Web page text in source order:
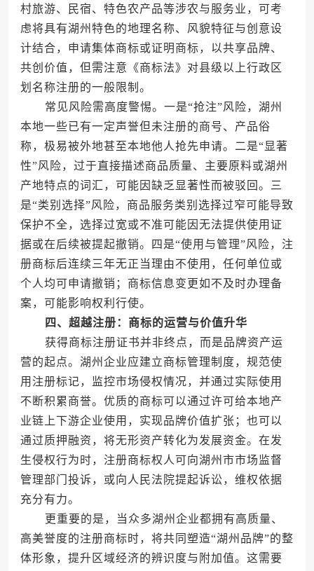
村旅游、民宿、特色农产品等涉农与服务业，可考
虑将具有湖州特色的地理名称、风貌特征与创意设
计结合，申请集体商标或证明商标，以共享品牌、
共创价值，但需注意《商标法》对县级以上行政区
划名称注册的一般限制。
常见风险需高度警惕。一是“抢注”风险，湖州
本地一些已有一定声誉但未注册的商号、产品俗
称，极易被外地甚至本地他人抢先申请。二是“显著
性”风险，过于直接描述商品质量、主要原料或湖州
产地特点的词汇，可能因缺乏显著性而被驳回。三
是“类别选择”风险，商品服务类别选择过窄可能导致
保护不全，选择过宽或不准可能因无法提供使用证
据或在后续被提起撤销。四是“使用与管理”风险，注
册商标后连续三年无正当理由不使用，任何单位或
个人均可申请撤销；商标信息变更如不及时办理备
案，可能影响权利行使。
四、超越注册：商标的运营与价值升华
获得商标注册证书并非终点，而是品牌资产运
营的起点。湖州企业应建立商标管理制度，规范使
用注册标记，监控市场侵权情况，并通过实际使用
不断积累商誉。优质的商标可以通过许可给本地产
业链上下游企业使用，实现品牌价值扩张；也可以
通过质押融资，将无形资产转化为发展资金。在发
生侵权行为时，注册商标权人可向湖州市市场监督
管理部门投诉，或向人民法院提起诉讼，维权依据
充分有力。
更重要的是，当众多湖州企业都拥有高质量、
高美誉度的注册商标时，将共同塑造“湖州品牌”的整
体形象，提升区域经济的辨识度与附加值。这需要